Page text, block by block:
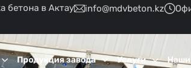
бетона в Актау info@mdvbeton.kz
Продукция завода Услуги Наши